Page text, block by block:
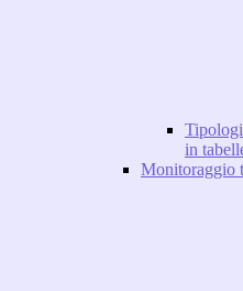
in
Monitoraggio